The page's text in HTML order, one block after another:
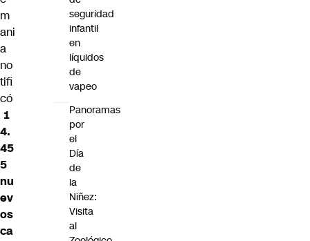
m
ani
a
no
tifi
có
1
4.
45
5
nu
ev
os
ca
seguridad
infantil
en
líquidos
de
vapeo
Panoramas
por
el
Día
de
la
Niñez:
Visita
al